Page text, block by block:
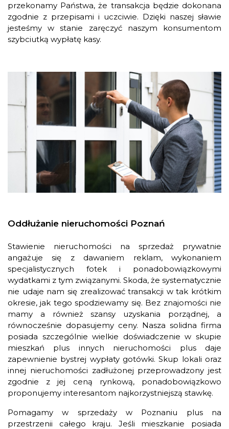
przekonamy Państwa, że transakcja będzie dokonana
zgodnie z przepisami i uczciwie. Dzięki naszej sławie
jesteśmy w stanie zaręczyć naszym konsumentom
szybciutką wypłatę kasy.
Oddłużanie nieruchomości Poznań
Stawienie nieruchomości na sprzedaż prywatnie
angażuje się z dawaniem reklam, wykonaniem
specjalistycznych fotek i ponadobowiązkowymi
wydatkami z tym związanymi. Skoda, że systematycznie
nie udaje nam się zrealizować transakcji w tak krótkim
okresie, jak tego spodziewamy się. Bez znajomości nie
mamy a również szansy uzyskania porządnej, a
równocześnie dopasujemy ceny. Nasza solidna firma
posiada szczególnie wielkie doświadczenie w skupie
mieszkań plus innych nieruchomości plus daje
zapewnienie bystrej wypłaty gotówki. Skup lokali oraz
innej nieruchomości zadłużonej przeprowadzony jest
zgodnie z jej ceną rynkową, ponadobowiązkowo
proponujemy interesantom najkorzystniejszą stawkę.
Pomagamy w sprzedaży w Poznaniu plus na
przestrzenii całego kraju. Jeśli mieszkanie posiada